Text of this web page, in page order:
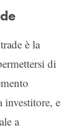
è la
di
investitore, e
a